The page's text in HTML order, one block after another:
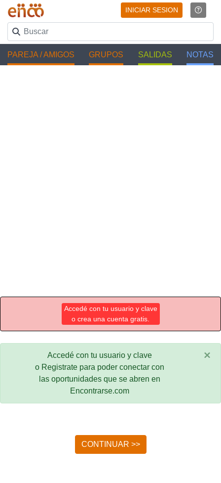
INICIAR SESION
PAREJA / AMIGOS GRUPOS SALIDAS NOTAS
Accedé con tu usuario y clave
o crea una cuenta gratis.
Accedé con tu usuario y clave
o Registrate para poder conectar con
las oportunidades que se abren en
Encontrarse.com
×
CONTINUAR >>